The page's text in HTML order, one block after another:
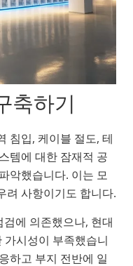
축하기
침입, 케이블 절도, 테
템에 대한 잠재적 공
악했습니다. 이는 모
려 사항이기도 합니다.
에 의존했으나, 현대
시성이 부족했습니
하고 부지 전반에 일